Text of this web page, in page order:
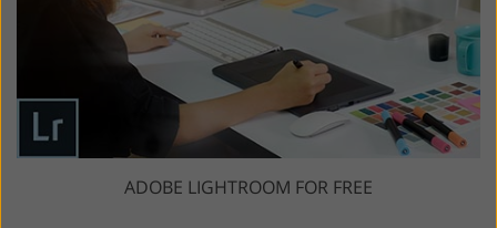
ADOBE LIGHTROOM FOR FREE